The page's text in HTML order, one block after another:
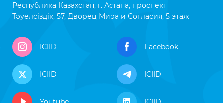
Республика Казахстан, г. Астана, проспект
Тәуелсіздік, 57, Дворец Мира и Согласия, 5 этаж
ICIID Facebook
ICIID ICIID